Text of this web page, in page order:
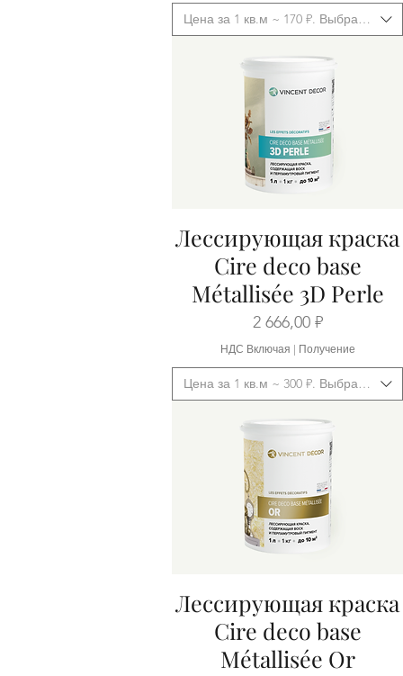
Цена за 1 кв.м ~ 170 ₽. Выбрать
Быстрый просмотр
Лессирующая краска
Cire deco base
Métallisée 3D Perle
Цена
2 666,00 ₽
НДС Включая | Получение
Цена за 1 кв.м ~ 300 ₽. Выбрать
Быстрый просмотр
Лессирующая краска
Cire deco base
Métallisée Or